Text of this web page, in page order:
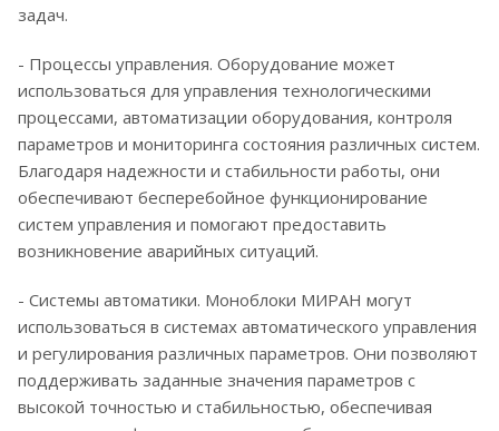
задач.
- Процессы управления. Оборудование может
использоваться для управления технологическими
процессами, автоматизации оборудования, контроля
параметров и мониторинга состояния различных систем.
Благодаря надежности и стабильности работы, они
обеспечивают бесперебойное функционирование
систем управления и помогают предоставить
возникновение аварийных ситуаций.
- Системы автоматики. Моноблоки МИРАН могут
использоваться в системах автоматического управления
и регулирования различных параметров. Они позволяют
поддерживать заданные значения параметров с
высокой точностью и стабильностью, обеспечивая